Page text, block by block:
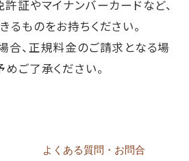
証やマイナンバーカードなど、
ものをお持ちください。
合、正規料金のご請求となる場
ご了承ください。
よくある質問・お問合